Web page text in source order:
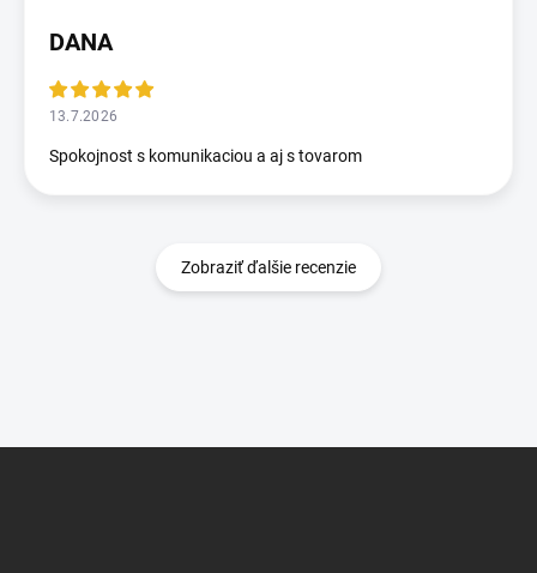
DANA
13.7.2026
Spokojnost s komunikaciou a aj s tovarom
Zobraziť ďalšie recenzie